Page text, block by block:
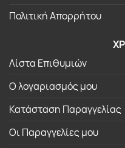
Πολιτική Απορρήτου
Λίστα Επιθυμιών
Ο λογαριασμός μου
Κατάσταση Παραγγελίας
Οι Παραγγελίες μου